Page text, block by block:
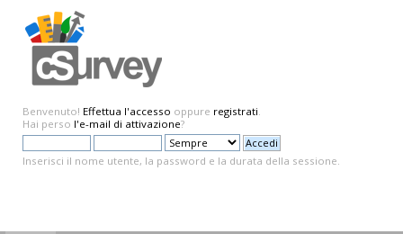
Benvenuto! Effettua l'accesso oppure registrati.
Hai perso l'e-mail di attivazione?
Inserisci il nome utente, la password e la durata della sessione.